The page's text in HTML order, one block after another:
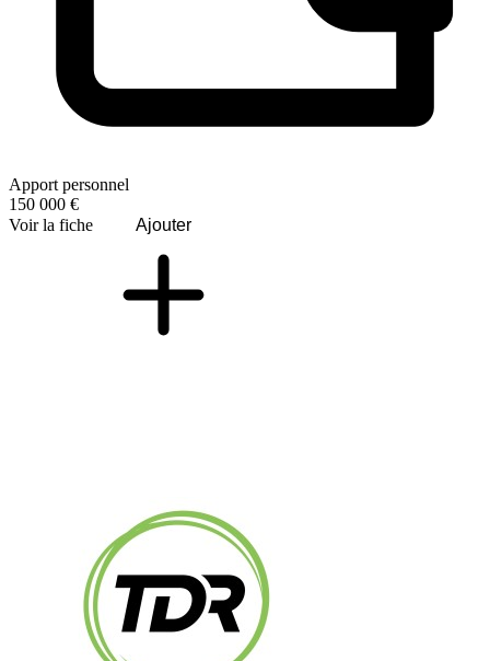
Apport personnel
150 000 €
Voir la fiche
Ajouter